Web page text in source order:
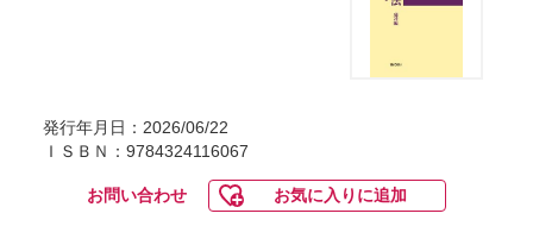
発行年月日：2026/06/22
ＩＳＢＮ：9784324116067
お問い合わせ お気に入りに追加